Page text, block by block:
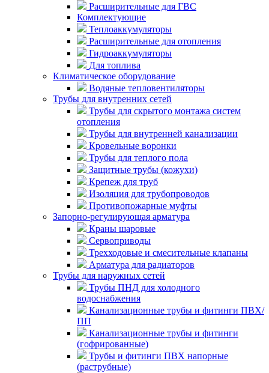
Расширительные для ГВС
Комплектующие
Теплоаккумуляторы
Расширительные для отопления
Гидроаккумуляторы
Для топлива
Климатическое оборудование
Водяные тепловентиляторы
Трубы для внутренних сетей
Трубы для скрытого монтажа систем
отопления
Трубы для внутренней канализации
Кровельные воронки
Трубы для теплого пола
Защитные трубы (кожухи)
Крепеж для труб
Изоляция для трубопроводов
Противопожарные муфты
Запорно-регулирующая арматура
Краны шаровые
Сервоприводы
Трехходовые и смесительные клапаны
Арматура для радиаторов
Трубы для наружных сетей
Трубы ПНД для холодного
водоснабжения
Канализационные трубы и фитинги ПВХ/
ПП
Канализационные трубы и фитинги
(гофрированные)
Трубы и фитинги ПВХ напорные
(раструбные)